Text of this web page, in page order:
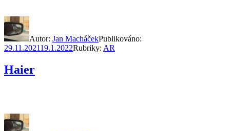
Autor: Jan MacháčekPublikováno:
29.11.202119.1.2022Rubriky: AR
Haier